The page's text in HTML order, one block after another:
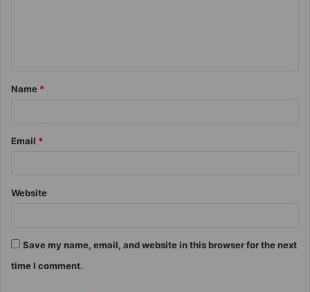
Name *
Email *
Website
Save my name, email, and website in this browser for the next
time I comment.